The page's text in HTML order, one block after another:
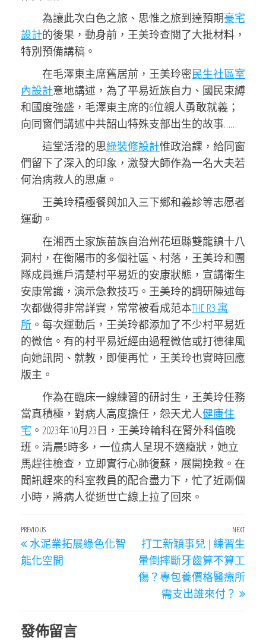
為讓此次白色之旅、思惟之旅到達預期豪宅
設計的後果，動身前，王美玲查閱了大批材料，
特別預備講稿。
在毛澤東主席舊居前，王美玲密民生社區室
內設計意地講述，為了平易近族自力、國民束縛
和國度強盛，毛澤東主席的6位親人勇敢就義；
向同窗們講述中共韶山特殊支部出生的故事……
這堂活潑的思綠裝修設計惟政治課，給同窗
們留下了深入的印象，激發大師作為一名大夫若
何治病救人的思慮。
王美玲積極餐與加入三下鄉和義診等志愿者
運動。
在湘西土家族苗族自治州花垣縣雙龍鎮十八
洞村，在衡陽市的多個社區、村落，王美玲和團
隊成員進戶清楚村平易近的安康狀態，宣講衛生
安康常識，演示急救技巧。王美玲的調研陳述每
次都做得非常詳實，常常被看成范本THE R3 寓
所 。每次運動后，王美玲都添加了不少村平易近
的微信。有的村平易近經由過程微信或打德律風
向她訊問、就教，即便再忙，王美玲也實時回應
版主。
作為在臨床一線練習的研討生，王美玲任務
當真積極，對病人高度擔任，怨天尤人健康住
宅 。2023年10月23日，王美玲輪科在腎外科值晚
班。清晨5時多，一位病人呈現不適癥狀，她立
馬趕往檢查，立即實行心肺復蘇，展開挽救。在
聞訊趕來的科室教員的配合盡力下，忙了近兩個
小時，將病人從逝世亡線上拉了回來。
文
章
導
Previous
Post
PREVIOUS
水泥業拓展綠色化智
能化空間
Next
NEXT
打工新穎事兒 | 練習生
暈倒摔斷牙齒算不算工
傷？專包養價格醫療所
需支出誰來付？
發佈留言